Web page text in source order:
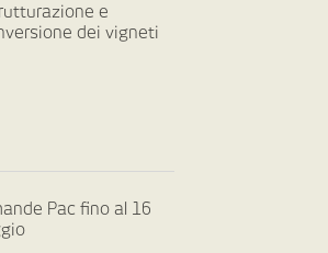
e
dei vigneti
Pac fino al 16